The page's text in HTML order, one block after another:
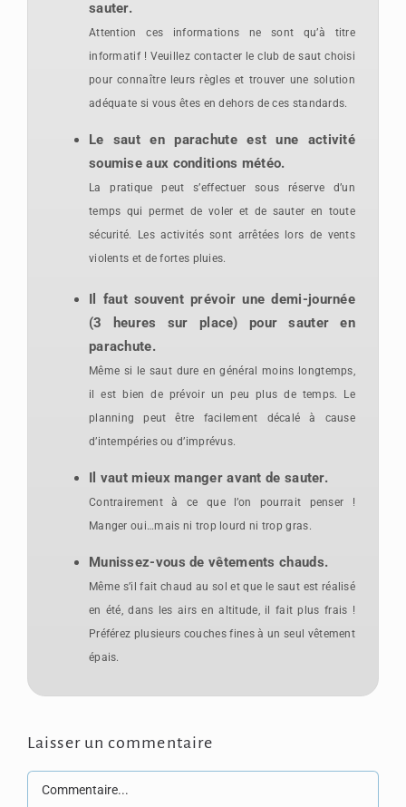
sauter.
Attention ces informations ne sont qu’à titre
informatif ! Veuillez contacter le club de saut choisi
pour connaître leurs règles et trouver une solution
adéquate si vous êtes en dehors de ces standards.
Le saut en parachute estune activité
soumise aux conditions météo.
La pratique peut s’effectuer sous réserve d’un
temps qui permet de voler et de sauter en toute
sécurité. Les activités sont arrêtées lors de vents
violents et de fortes pluies.
Il faut souvent prévoir une demi-journée
(3 heures sur place) pour sauter en
parachute.
Même si le saut dure en général moins longtemps,
il est bien de prévoir un peu plus de temps. Le
planning peut être facilement décalé à cause
d’intempéries ou d’imprévus.
Il vaut mieuxmanger avant de sauter.
Contrairement à ce que l’on pourrait penser !
Manger oui…mais ni trop lourd ni trop gras.
Munissez-vous de vêtements chauds.
Même s’il fait chaud au sol et que le saut est réalisé
en été, dans les airs en altitude, il fait plus frais !
Préférez plusieurs couches fines à un seul vêtement
épais.
Laisser un commentaire
Commentaire